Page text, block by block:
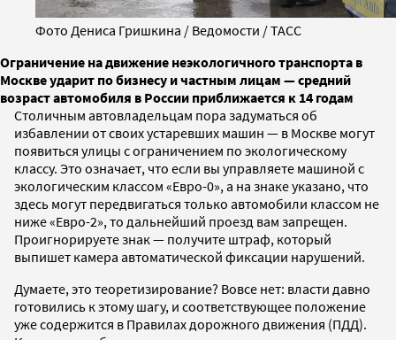
Фото Дениса Гришкина / Ведомости / ТАСС
Ограничение на движение неэкологичного транспорта в
Москве ударит по бизнесу и частным лицам — средний
возраст автомобиля в России приближается к 14 годам
Столичным автовладельцам пора задуматься об
избавлении от своих устаревших машин — в Москве могут
появиться улицы с ограничением по экологическому
классу. Это означает, что если вы управляете машиной с
экологическим классом «Евро-0», а на знаке указано, что
здесь могут передвигаться только автомобили классом не
ниже «Евро-2», то дальнейший проезд вам запрещен.
Проигнорируете знак — получите штраф, который
выпишет камера автоматической фиксации нарушений.
Думаете, это теоретизирование? Вовсе нет: власти давно
готовились к этому шагу, и соответствующее положение
уже содержится в Правилах дорожного движения (ПДД).